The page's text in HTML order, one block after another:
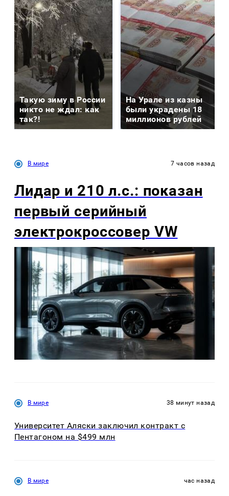
Такую зиму в России
никто не ждал: как
так?!
На Урале из казны
были украдены 18
миллионов рублей
В мире 7 часов назад
Лидар и 210 л.с.: показан
первый серийный
электрокроссовер VW
В мире 38 минут назад
Университет Аляски заключил контракт с
Пентагоном на $499 млн
В мире час назад